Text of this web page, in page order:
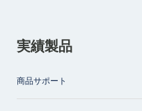
実績製品
商品サポート